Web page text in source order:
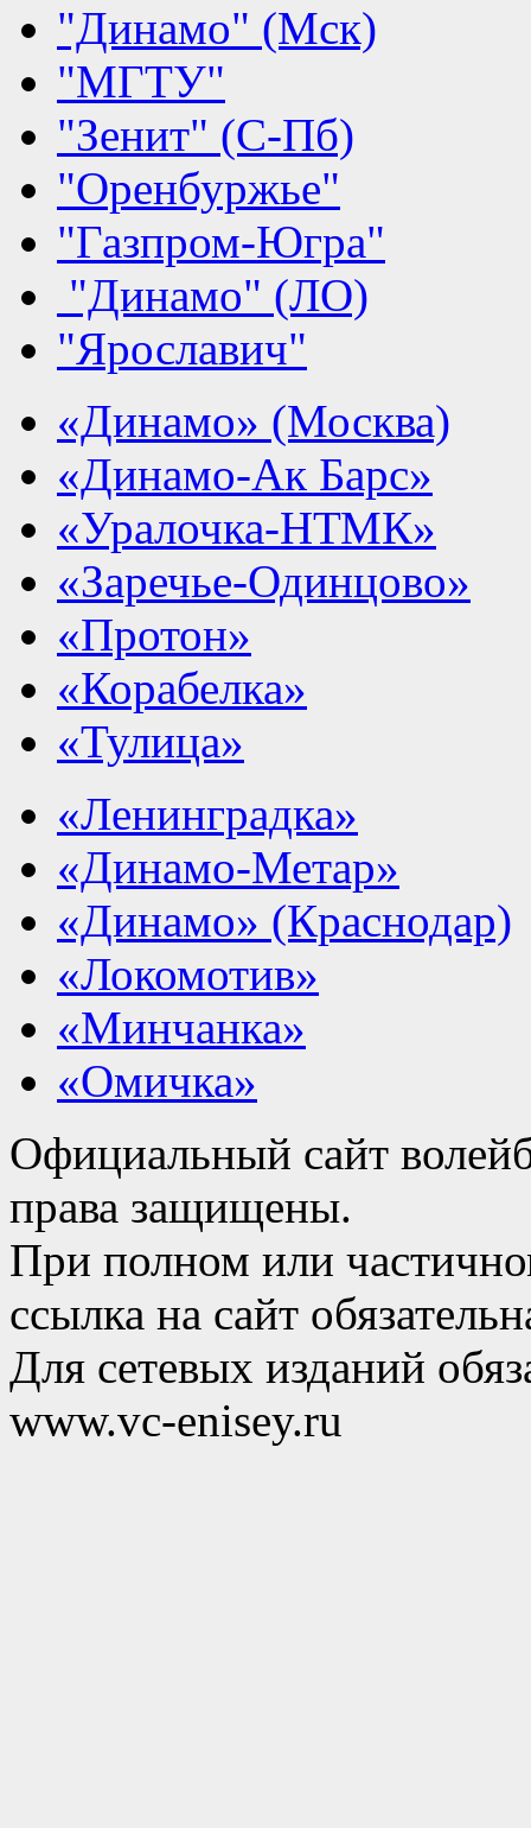
"Динамо" (Мск)
"МГТУ"
"Зенит" (С-Пб)
"Оренбуржье"
"Газпром-Югра"
"Динамо" (ЛО)
"Ярославич"
«Динамо» (Москва)
«Динамо-Ак Барс»
«Уралочка-НТМК»
«Заречье-Одинцово»
«Протон»
«Корабелка»
«Тулица»
«Ленинградка»
«Динамо-Метар»
«Динамо» (Краснодар)
«Локомотив»
«Минчанка»
«Омичка»
Официальный сайт
права защищены.
При полном или
ссылка на сайт
Для сетевых изданий
www.vc-enisey.ru